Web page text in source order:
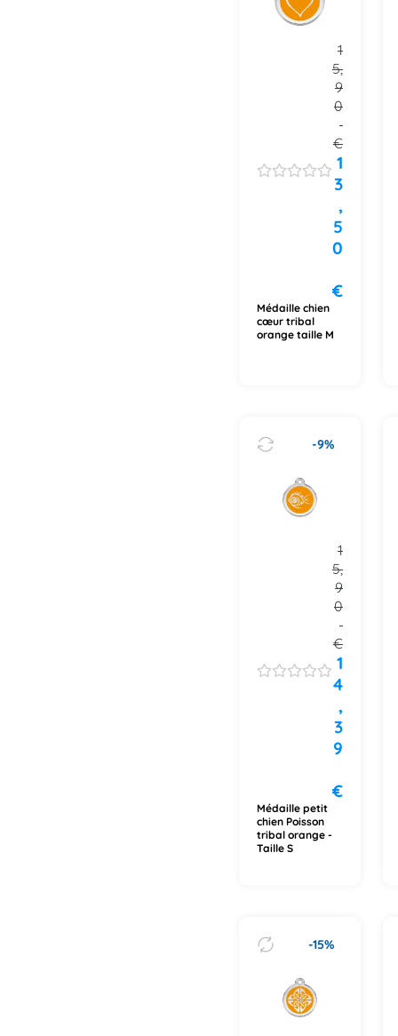
1
5,
9
0
€
1
3
,
5
0
€
Médaille chien
cœur tribal
orange taille M
-9%
1
5,
9
0
€
1
4
,
3
9
€
Médaille petit
chien Poisson
tribal orange -
Taille S
-15%